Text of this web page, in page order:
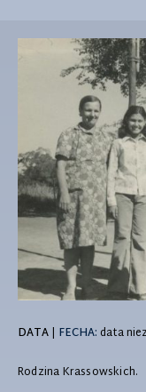
DATA| FECHA: data
Rodzina Krassowskich.